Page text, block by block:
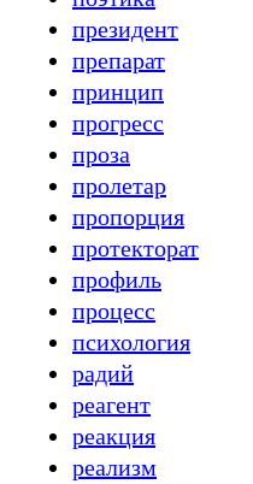
президент
препарат
принцип
прогресс
проза
пролетар
пропорция
протекторат
профиль
процесс
психология
радий
реагент
реакция
реализм